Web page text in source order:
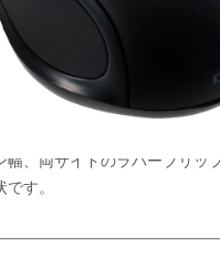
幅、両サイドのラバーブリッ
す。